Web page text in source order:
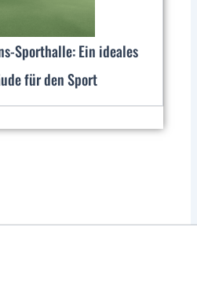
Sporthalle: Ein ideales
für den Sport